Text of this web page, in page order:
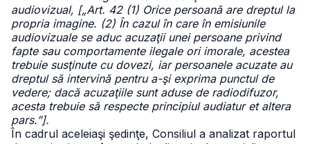
audiovizual, [„Art. 42 (1) Orice persoană are dreptul la
propria imagine. (2) În cazul în care în emisiunile
audiovizuale se aduc acuzaţii unei persoane privind
fapte sau comportamente ilegale ori imorale, acestea
trebuie susţinute cu dovezi, iar persoanele acuzate au
dreptul să intervină pentru a-şi exprima punctul de
vedere; dacă acuzaţiile sunt aduse de radiodifuzor,
acesta trebuie să respecte principiul audiatur et altera
pars.”].
În cadrul aceleiaşi şedinţe, Consiliul a analizat raportul